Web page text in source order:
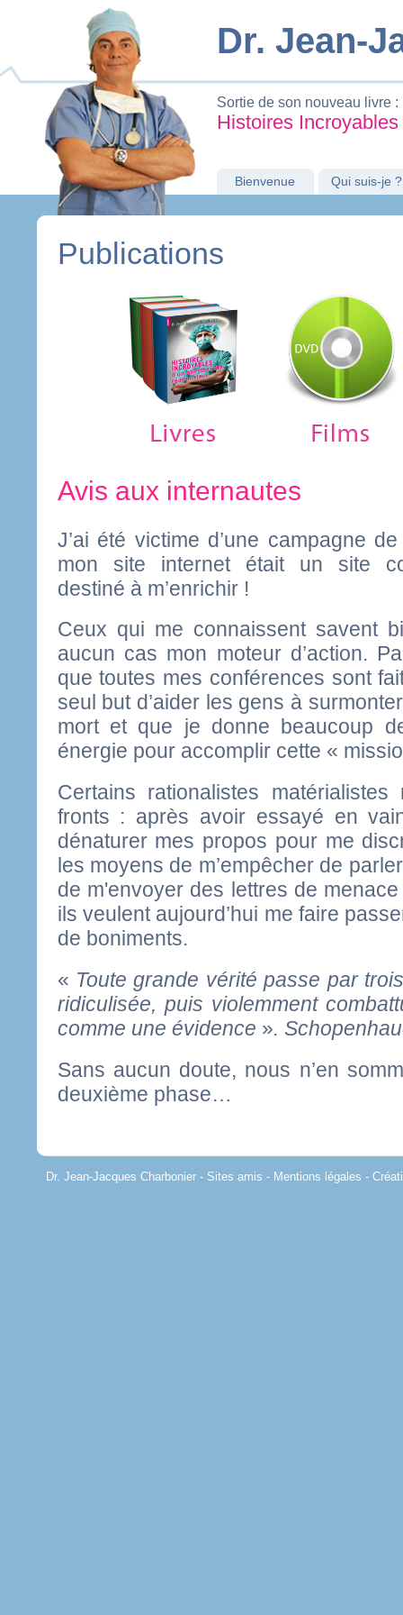
Dr. Jean-
Sortie de son nouveau livre :
Histoires
Bienvenue Qui suis-je ?
Publications
Avis aux internautes
J’ai été victime d’une campagne
mon site internet était un site
destiné à m’enrichir !
Ceux qui me connaissent savent
aucun cas mon moteur d’action.
que toutes mes conférences sont
seul but d’aider les gens à
mort et que je donne beaucoup
énergie pour accomplir cette «
Certains rationalistes
fronts : après avoir essayé en
dénaturer mes propos pour me
les moyens de m’empêcher de
de m'envoyer des lettres de
ils veulent aujourd’hui me faire
de boniments.
« Toute grande vérité passe par
ridiculisée, puis violemment
comme une évidence ».
Sans aucun doute, nous n’en
deuxième phase…
Dr. Jean-Jacques Charbonier - Sites amis - Mentions légales -